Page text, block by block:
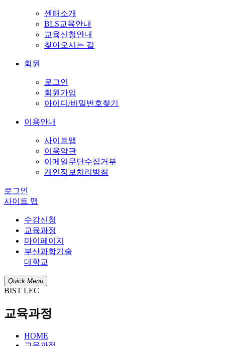
센터소개
BLS교육안내
교육신청안내
찾아오시는 길
회원
로그인
회원가입
아이디/비밀번호찾기
이용안내
사이트맵
이용약관
이메일무단수집거부
개인정보처리방침
로그인
사이트 맵
수강신청
교육과정
마이페이지
부산과학기술
대학교
Quick Menu
BIST LEC
교육과정
HOME